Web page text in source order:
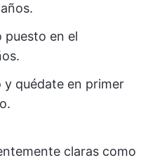
puesto en el
y quédate en primer
claras como